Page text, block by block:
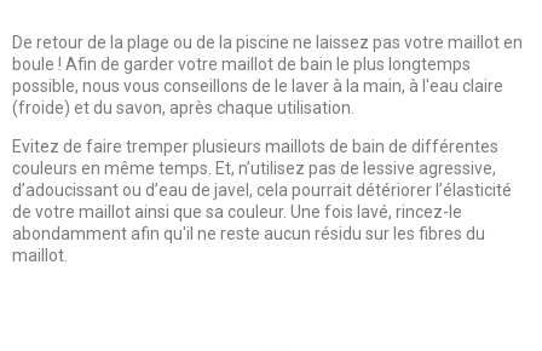
De retour de la plage ou de la piscine ne laissez pas votre maillot en
boule ! Afin de garder votre maillot de bain le plus longtemps
possible, nous vous conseillons de le laver à la main, à l'eau claire
(froide) et du savon, après chaque utilisation.
Evitez de faire tremper plusieurs maillots de bain de différentes
couleurs en même temps. Et, n’utilisez pas de lessive agressive,
d’adoucissant ou d’eau de javel, cela pourrait détériorer l’élasticité
de votre maillot ainsi que sa couleur. Une fois lavé, rincez-le
abondamment afin qu'il ne reste aucun résidu sur les fibres du
maillot.